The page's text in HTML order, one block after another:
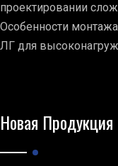
проектировании
Особенности
ЛГ для
Новая Продукция